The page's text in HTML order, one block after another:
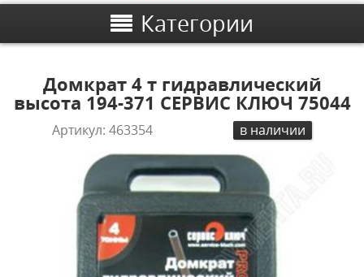
Категории
Домкрат 4 т гидравлический
высота 194-371 СЕРВИС КЛЮЧ 75044
Артикул:463354 в наличии